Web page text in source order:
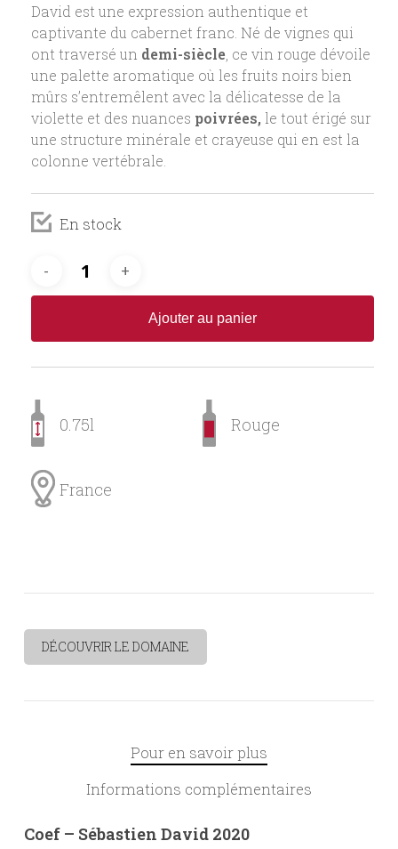
David est une expression authentique et
captivante du cabernet franc. Né de vignes qui
ont traversé un demi-siècle , ce vin rouge dévoile
une palette aromatique où les fruits noirs bien
mûrs s’entremêlent avec la délicatesse de la
violette et des nuances poivrées, le tout érigé sur
une structure minérale et crayeuse qui en est la
colonne vertébrale.
En stock
Ajouter au panier
0.75l Rouge
France
DÉCOUVRIR LE DOMAINE
Pour en savoir plus
Informations complémentaires
Coef – Sébastien David 2020